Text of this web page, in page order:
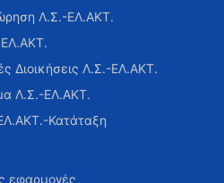
Λ.Σ.-ΕΛ.ΑΚΤ.
Διοικήσεις Λ.Σ.-ΕΛ.ΑΚΤ.
Λ.Σ.-ΕΛ.ΑΚΤ.
Κατάταξη
εφαρμογές